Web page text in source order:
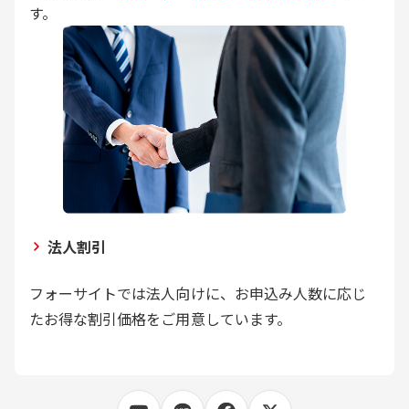
す。
法人割引
フォーサイトでは法人向けに、お申込み人数に応じ
たお得な割引価格をご用意しています。